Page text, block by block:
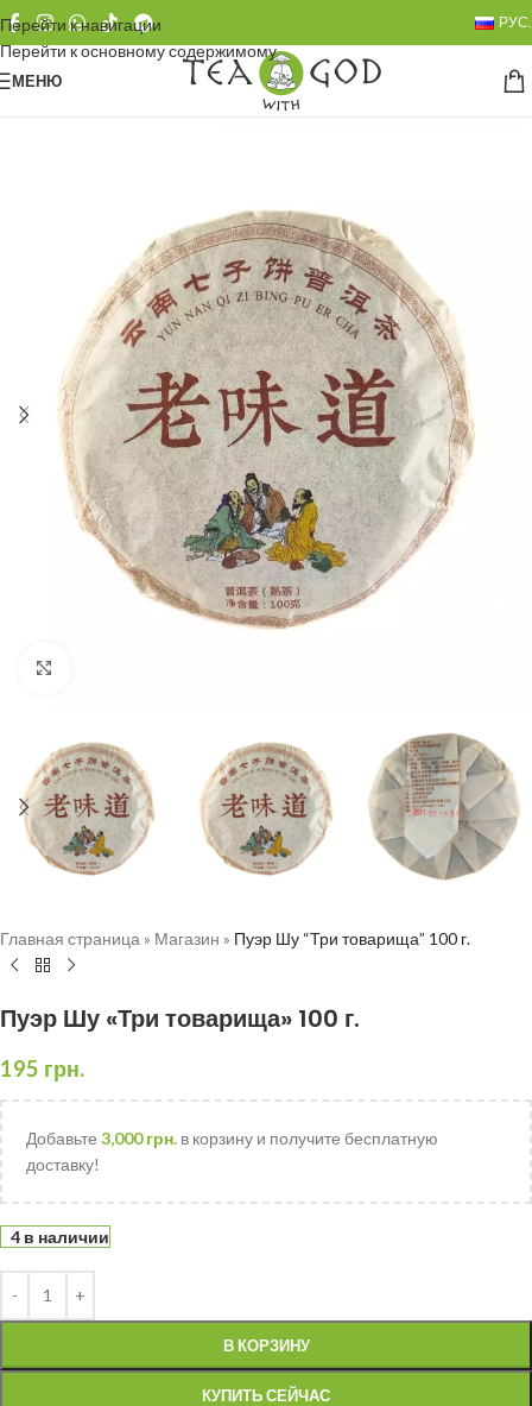
Перейти к навигации
Перейти к основному содержимому
РУС.
МЕНЮ
Главная страница » Магазин » Пуэр Шу “Три товарища” 100 г.
Пуэр Шу «Три товарища» 100 г.
195 грн.
Добавьте 3,000грн. в корзину и получите бесплатную
доставку!
4 в наличии
В КОРЗИНУ
КУПИТЬ СЕЙЧАС